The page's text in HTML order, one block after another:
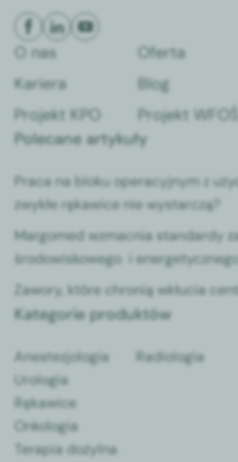
O nas Oferta
Kariera
Blog
Projekt KPO
Projekt WFOŚ
Polecane artykuły
Praca na bloku operacyjnym z
zwykłe rękawice nie wystarczą?
Margomed wzmacnia standardy
środowiskowego i
Zawory, które chronią wkłucia
Kategorie produktów
Anestezjologia
Urologia
Rękawice
Onkologia
Terapia dożylna
Radiologia